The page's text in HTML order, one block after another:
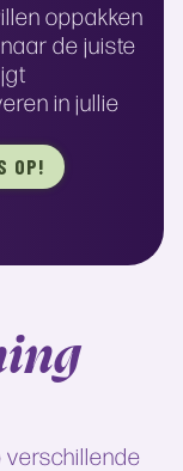
oppakken
de juiste
in jullie
OP!